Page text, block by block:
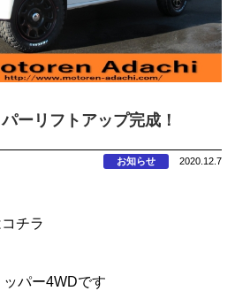
ーリフトアップ完成！
お知らせ 2020.12.7
チラ
パー4WDです